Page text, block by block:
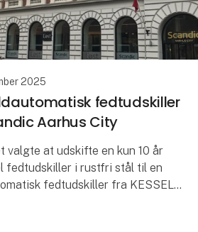
2025
fedtudskiller
Aarhus City
valgte at udskifte en kun 10 år
fedtudskiller i rustfri stål til en
fedtudskiller fra KESSEL